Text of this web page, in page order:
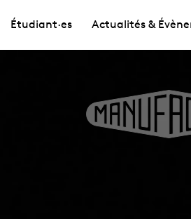
Étudiant·es Actualités &